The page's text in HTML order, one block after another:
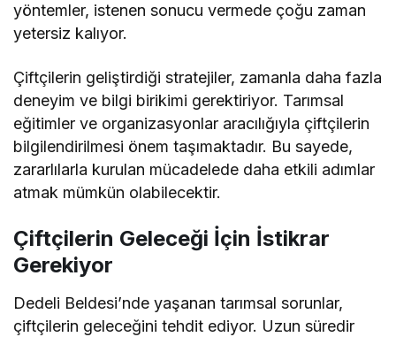
yöntemler, istenen sonucu vermede çoğu zaman
yetersiz kalıyor.
Çiftçilerin geliştirdiği stratejiler, zamanla daha fazla
deneyim ve bilgi birikimi gerektiriyor. Tarımsal
eğitimler ve organizasyonlar aracılığıyla çiftçilerin
bilgilendirilmesi önem taşımaktadır. Bu sayede,
zararlılarla kurulan mücadelede daha etkili adımlar
atmak mümkün olabilecektir.
Çiftçilerin Geleceği İçin İstikrar
Gerekiyor
Dedeli Beldesi’nde yaşanan tarımsal sorunlar,
çiftçilerin geleceğini tehdit ediyor. Uzun süredir